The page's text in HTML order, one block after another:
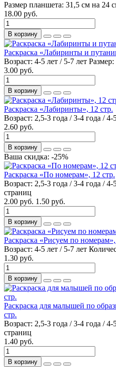
Размер планшета: 31,5 см на 24
18.00 руб.
В корзину
Раскраска «Лабиринты и
Возраст: 4-5 лет / 5-7 лет Размер:
3.00 руб.
В корзину
Раскраска «Лабиринты», 12 стр.
Возраст: 2,5-3 года / 3-4 года / 4-
2.60 руб.
В корзину
Ваша скидка: -25%
Раскраска «По номерам», 12 стр.
Возраст: 2,5-3 года / 3-4 года / 4-
страниц
2.00 руб. 1.50 руб.
В корзину
Раскраска «Рисуем по номерам»,
Возраст: 4-5 лет / 5-7 лет
1.30 руб.
В корзину
Раскраска для малышей по
стр.
Возраст: 2,5-3 года / 3-4 года / 4-
страниц
1.40 руб.
В корзину